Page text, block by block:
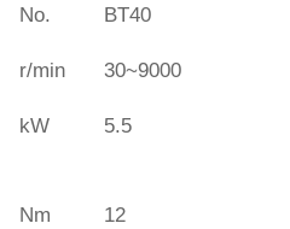
No. BT40
r/min 30~9000
kW 5.5
Nm 12